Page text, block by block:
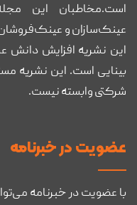
است.مخاطبان این
عینک‌سازان و
این نشریه افزایش دانش
بینایی است. این نشریه
شرکتی وابسته نیست.
عضويت در خبرنامه
با عضویت در خبرنامه